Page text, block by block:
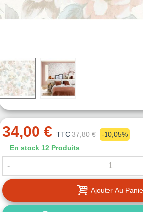
34,00 € TTC 37,80 €
-10,05%
En stock 12 Produits
-
Ajouter Au